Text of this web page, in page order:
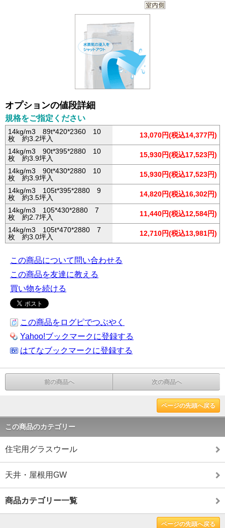
オプションの値段詳細
規格をご指定ください
14kg/m3 89t*420*2360 10
枚 約3.2坪入
13,070円(税込14,377円)
14kg/m3 90t*395*2880 10
枚 約3.9坪入
15,930円(税込17,523円)
14kg/m3 90t*430*2880 10
枚 約3.9坪入
15,930円(税込17,523円)
14kg/m3 105t*395*2880 9
枚 約3.5坪入
14,820円(税込16,302円)
14kg/m3 105*430*2880 7
枚 約2.7坪入
11,440円(税込12,584円)
14kg/m3 105t*470*2880 7
枚 約3.0坪入
12,710円(税込13,981円)
この商品について問い合わせる
この商品を友達に教える
買い物を続ける
この商品をログピでつぶやく
Yahoo!ブックマークに登録する
はてなブックマークに登録する
前の商品へ 次の商品へ
ページの先頭へ戻る
この商品のカテゴリー
住宅用グラスウール
天井・屋根用GW
商品カテゴリー一覧
ページの先頭へ戻る